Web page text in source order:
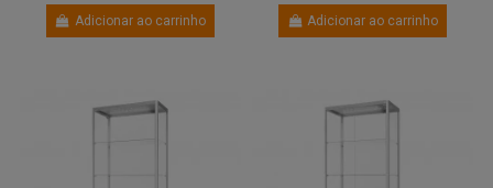
Adicionar ao carrinho Adicionar ao carrinho